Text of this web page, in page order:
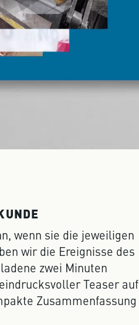
wenn sie die jeweiligen
wir die Ereignisse des
zwei Minuten
Teaser auf
Zusammenfassung